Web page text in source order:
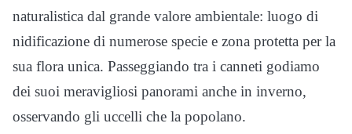
naturalistica dal grande valore ambientale: luogo di
nidificazione di numerose specie e zona protetta per la
sua flora unica. Passeggiando tra i canneti godiamo
dei suoi meravigliosi panorami anche in inverno,
osservando gli uccelli che la popolano.